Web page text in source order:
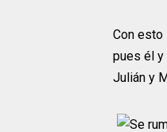
Con esto
pues él y
Julián y